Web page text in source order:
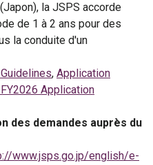
la JSPS accorde
de 1 à 2 ans pour des
la conduite d'un
Guidelines, Application
Application
des demandes auprès du
www.jsps.go.jp/english/e-